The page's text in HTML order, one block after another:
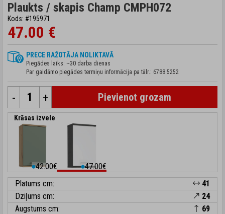
Plaukts / skapis Champ CMPH072
Kods: #195971
47.00 €
PRECE RAŽOTĀJA NOLIKTAVĀ
Piegādes laiks: ~30 darba dienas
Par gaidāmo piegādes termiņu informācija pa tālr.: 6788 5252
- + Pievienot grozam
Krāsas izvele
⬤42.00€ ⬤47.00€
Platums cm:
41
Dziļums cm:
24
Augstums cm:
69